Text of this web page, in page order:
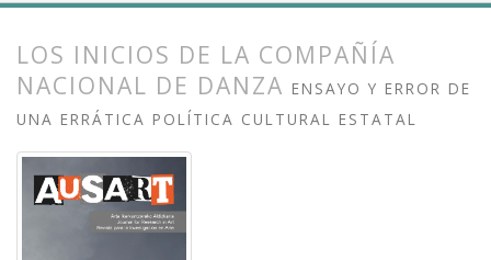
LOS INICIOS DE LA COMPAÑÍA
NACIONAL DE DANZA ENSAYO Y ERROR DE
UNA ERRÁTICA POLÍTICA CULTURAL ESTATAL